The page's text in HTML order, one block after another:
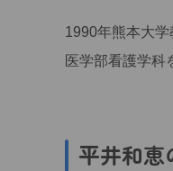
1990年熊本大
医学部看護学科
平井和恵